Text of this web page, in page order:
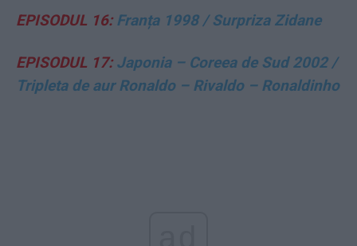
EPISODUL 16:Franța 1998 / Surpriza Zidane
EPISODUL 17:Japonia – Coreea de Sud 2002 /
Tripleta de aur Ronaldo – Rivaldo – Ronaldinho